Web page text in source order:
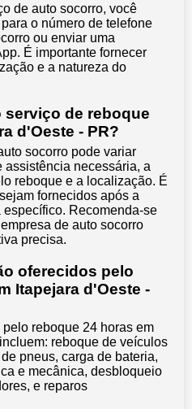
de auto socorro, você
o número de telefone
ou enviar uma
É importante fornecer
e a natureza do
serviço de reboque
d'Oeste - PR?
socorro pode variar
assistência necessária, a
reboque e a localização. É
fornecidos após a
Recomenda-se
de auto socorro
precisa.
oferecidos pelo
Itapejara d'Oeste -
reboque 24 horas em
reboque de veículos
pneus, carga de bateria,
e mecânica, desbloqueio
e reparos